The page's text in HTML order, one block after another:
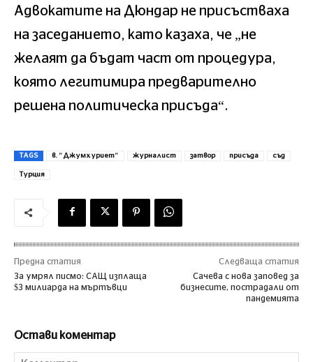
Адвокатите на Дюндар не присъстваха
на заседанието, като казаха, че „не
желаят да бъдат част от процедура,
която легитимира предварително
решена политическа присъда“.
TAGS в. "Джумхуриет" журналист затвор присъда съд
Турция
Предна статия
За умрял писмо: САЩ изплаща
$3 милиарда на мъртъвци
Следваща статия
Сачева с нова заповед за
бизнесите, пострадали от
пандемията
Остави коментар